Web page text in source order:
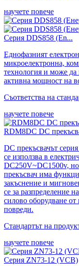
научете повече
Серия DDS858 (En...
Еднофазният
микроелектронна,
технология и може да
активна мощност на
Съответства на
научете повече
RDM8DC ​​DC
DC прекъсвачът
се използва в
DC250V~DC1500v,
прекъсвач има
закъснение и
се за разпределение
силово оборудване
повреди.
Стандартът на
научете повече
Серия ZN73-12 (VCB)